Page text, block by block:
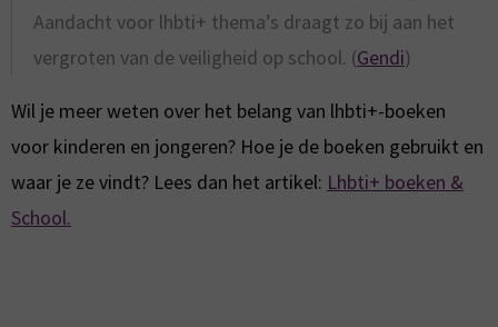
Aandacht voor lhbti+ thema’s draagt zo bij aan het
vergroten van de veiligheid op school. (Gendi)
Wil je meer weten over het belang van lhbti+-boeken
voor kinderen en jongeren? Hoe je de boeken gebruikt en
waar je ze vindt? Lees dan het artikel: Lhbti+ boeken &
School.